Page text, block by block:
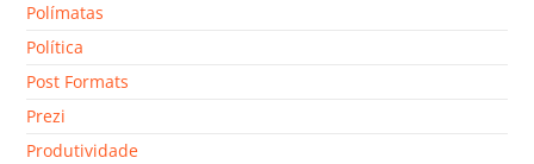
Polímatas
Política
Post Formats
Prezi
Produtividade